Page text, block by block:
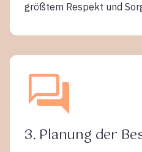
größtem Respekt und
3. Planung der